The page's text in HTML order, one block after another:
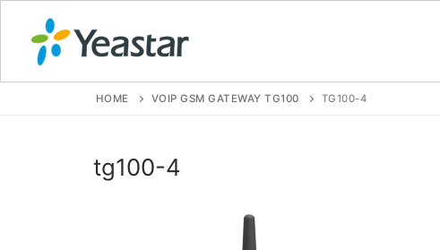
HOME VOIP GSM GATEWAY TG100 TG100-4
tg100-4